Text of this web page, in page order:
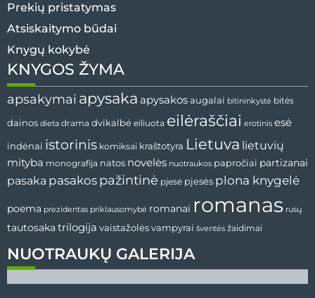
Prekių pristatymas
Atsiskaitymo būdai
Knygų kokybė
NUOTRAUKŲ GALERIJA
KNYGOS ŽYMA
apsakymai apysaka apysakos augalai bitininkystė bitės
dainos dieta drama dvikalbė eiliuota eilėraščiai erotinis esė
indėnai istorinis komiksai kraštotyra Lietuva lietuvių
mityba monografija natos novelės nuotraukos papročiai partizanai
pasaka pasakos pažintinė pjesė pjesės plona knygelė
poema prezidentas priklausomybė romanai romanas rusų
tautosaka trilogija vaistažolėsvampyrai šventės žaidimai